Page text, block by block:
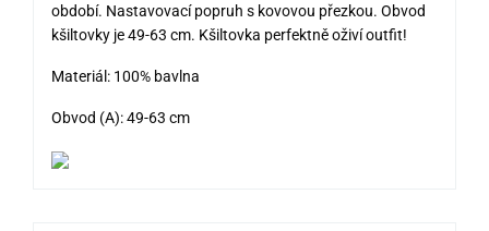
období. Nastavovací popruh s kovovou přezkou. Obvod
kšiltovky je 49-63 cm. Kšiltovka perfektně oživí outfit!
Materiál: 100% bavlna
Obvod (A): 49-63 cm